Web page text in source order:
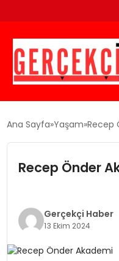
GÜNCEL
MAGAZIN
Ana Sayfa Yaşam Recep
Recep Önder
Gerçekçi Haber
13 Ekim 2024